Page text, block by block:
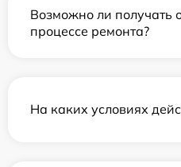
Возможно ли получать
процессе ремонта?
На каких условиях